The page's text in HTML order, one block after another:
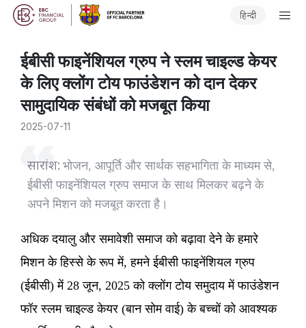
हिन्दी
ईबीसी फाइनेंशियल ग्रुप ने स्लम चाइल्ड केयर
के लिए क्लोंग टोय फाउंडेशन को दान देकर
सामुदायिक संबंधों को मजबूत किया
2025-07-11
सारांश: भोजन, आपूर्ति और सार्थक सहभागिता के माध्यम से,
ईबीसी फाइनेंशियल ग्रुप समाज के साथ मिलकर बढ़ने के
अपने मिशन को मजबूत करता है।
अधिक दयालु और समावेशी समाज को बढ़ावा देने के हमारे
मिशन के हिस्से के रूप में, हमने ईबीसी फाइनेंशियल ग्रुप
(ईबीसी) में 28 जून, 2025 को क्लोंग टोय समुदाय में फाउंडेशन
फॉर स्लम चाइल्ड केयर (बान सोम वाई) के बच्चों को आवश्यक